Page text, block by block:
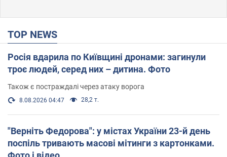
TOP NEWS
Росія вдарила по Київщині дронами: загинули
троє людей, серед них – дитина. Фото
Також є постраждалі через атаку ворога
8.08.2026 04:47 28,2 т.
"Верніть Федорова": у містах України 23-й день
поспіль тривають масові мітинги з картонками.